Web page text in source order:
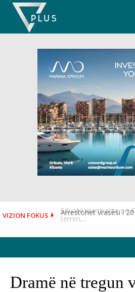
Skip
content
VIZION FOKUS Arrestohet vrasësi i
Dramë në tregun